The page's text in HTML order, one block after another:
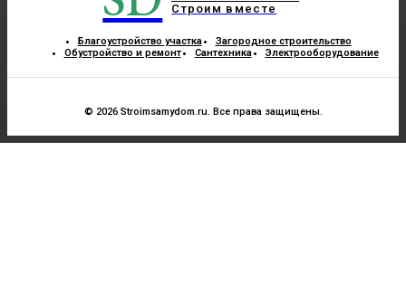
Строим вместе
Благоустройство участка
Загородное строительство
Обустройство и ремонт
Сантехника Электрооборудование
© 2026 Stroimsamydom.ru. Все права защищены.